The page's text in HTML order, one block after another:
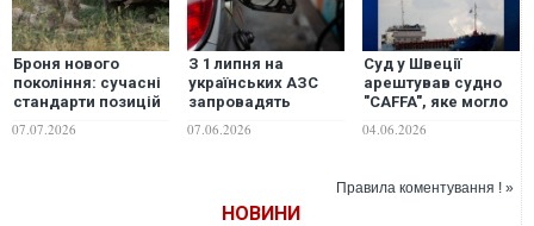
Броня нового
покоління: сучасні
стандарти позицій
логістики в умовах
07.07.2026
З 1 липня на
українських АЗС
запровадять
маркування палива
07.06.2026
Суд у Швеції
арештував судно
"CAFFA", яке могло
незаконного
продукції з ТОТ, -
04.06.2026
Правила коментування ! »
НОВИНИ